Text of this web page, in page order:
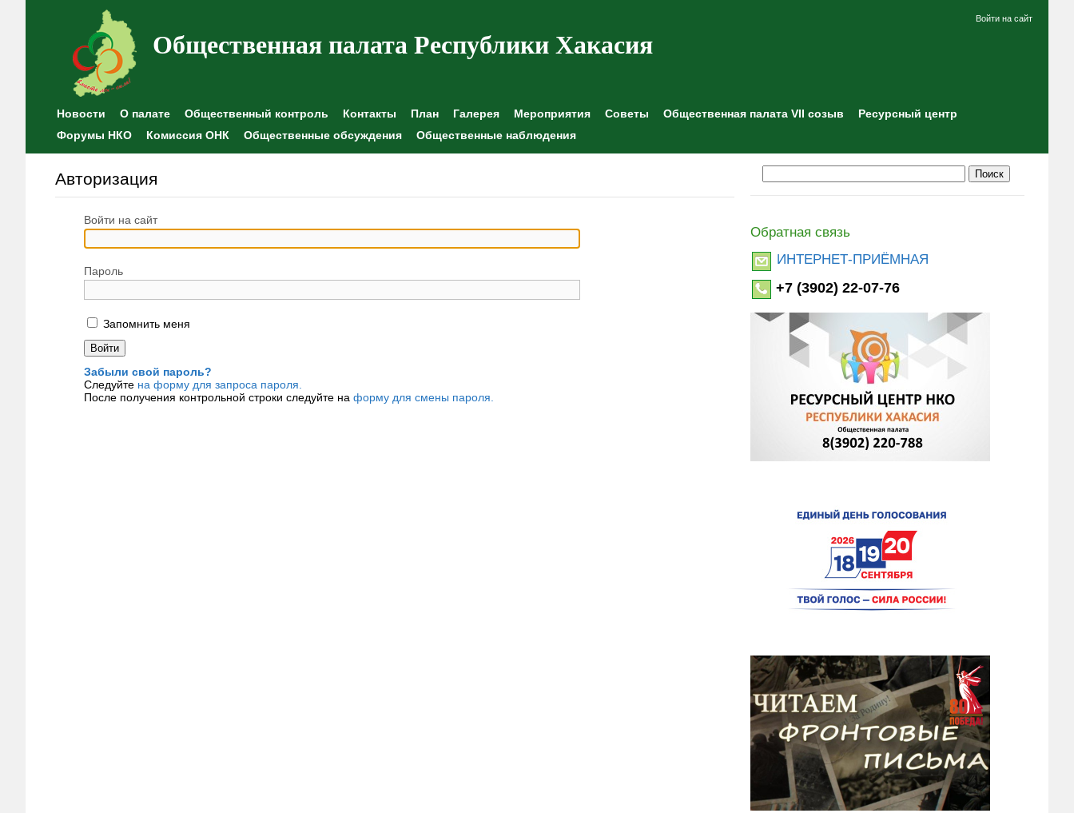
Общественная палата Республики Хакасия
Войти на сайт
Новости О палате Общественный контроль Контакты План Галерея Мероприятия Советы Общественная палата VII созыв
Ресурсный центр
Форумы НКО
Комиссия ОНК Общественные обсуждения Общественные наблюдения
Авторизация
Войти на сайт
Пароль
Запомнить меня
Забыли свой пароль?
Следуйте на форму для запроса пароля.
После получения контрольной строки следуйте на форму для смены пароля.
Обратная связь
ИНТЕРНЕТ-ПРИЁМНАЯ
+7 (3902) 22-07-76